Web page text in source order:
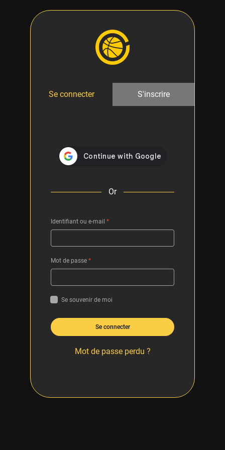
Se connecter S'inscrire
Or
Identifiant ou e-mail *
Mot de passe *
Se souvenir de moi
Se connecter
Mot de passe perdu ?